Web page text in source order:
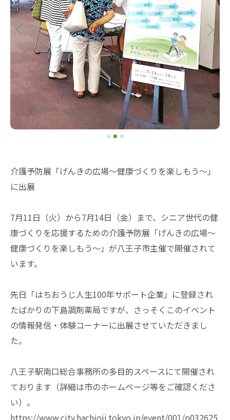
介護予防展「げんきの広場〜健康づくりを楽しもう〜」
に出展
7月11日（火）から7月14日（金）まで、シニア世代の健
康づくりを応援するための介護予防展「げんきの広場～
健康づくりを楽しもう～」が八王子市主催で開催されて
います。
先日「はちおうじ人生100年サポート企業」に登録され
たばかりの下島調剤薬局ですが、さっそくこのイベント
の情報発信・体験コーナーに出展させていただきまし
た。
八王子駅南口総合事務所の多目的スペースにて開催され
ております（詳細は市のホームページ等をご確認くださ
い）。
https://www.city.hachioji.tokyo.jp/event/001/p032625.